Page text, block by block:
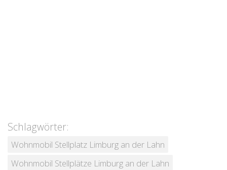
Schlagwörter:
Wohnmobil Stellplatz Limburg an der Lahn
Wohnmobil Stellplätze Limburg an der Lahn